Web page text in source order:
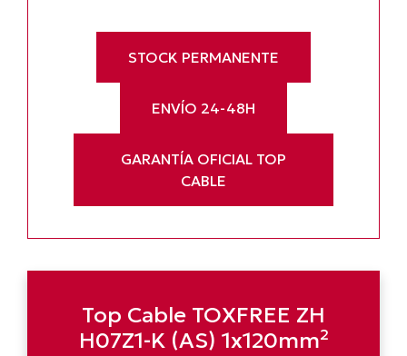
STOCK PERMANENTE
ENVÍO 24-48H
GARANTÍA OFICIAL TOP
CABLE
Top Cable TOXFREE ZH
H07Z1-K (AS) 1x120mm²